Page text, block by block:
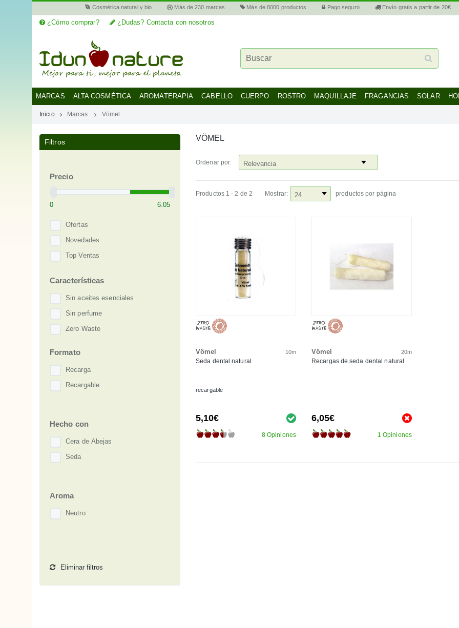
MARCAS
Cosmética natural y bio Más de 230 marcas Más de 8000 productos Pago seguro Envío gratis a partir de 20€
¿Cómo comprar? ¿Dudas? Contacta con nosotros
MARCAS ALTA COSMÉTICA AROMATERAPIA CABELLO CUERPO ROSTRO MAQUILLAJE FRAGANCIAS SOLAR
Inicio Marcas Vömel
Filtros
Precio
Ofertas
Novedades
Top Ventas
Características
Sin aceites esenciales
Sin perfume
Zero Waste
Formato
Recarga
Recargable
Hecho con
Cera de Abejas
Seda
Aroma
Neutro
Eliminar filtros
VÖMEL
Ordenar por:
Productos 1 - 2 de 2 Mostrar: productos por página
Vömel 10m
Seda dental natural
recargable
5,10€
8 Opiniones
Vömel 20m
Recargas de seda dental natural
6,05€
1 Opiniones